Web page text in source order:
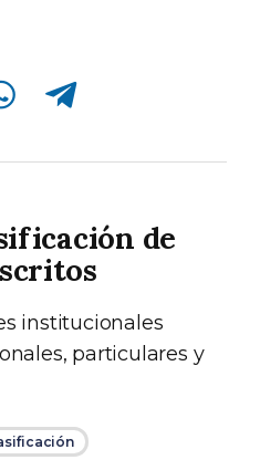
Compartir en Telegram
de
institucionales
particulares y